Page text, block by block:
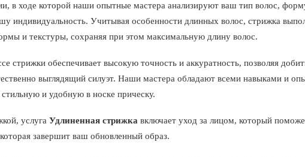
в ходе которой наши опытные мастера анализируют ваш тип волос,
индивидуальность. Учитывая особенности длинных волос, стрижка
и текстуры, сохраняя при этом максимальную длину волос.
стрижки обеспечивает высокую точность и аккуратность, позволяя
выглядящий силуэт. Наши мастера обладают всеми навыками и
и удобную в носке прическу.
услуга Удлиненная стрижка включает уход за лицом, который
завершит ваш обновленный образ.